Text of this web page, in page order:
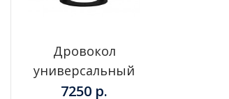
Дровокол
универсальный
7250 р.